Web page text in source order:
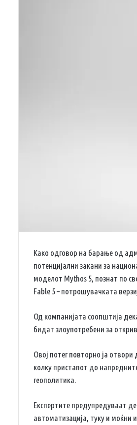
Како одговор на барање од
потенцијални закани за
моделот Mythos 5, познат по
Fable 5 – потрошувачката
Од компанијата соопштија
бидат злоупотребени за
Овој потег повторно ја
колку пристапот до
геополитика.
Експертите предупредуваат
автоматизација, туку и моќни